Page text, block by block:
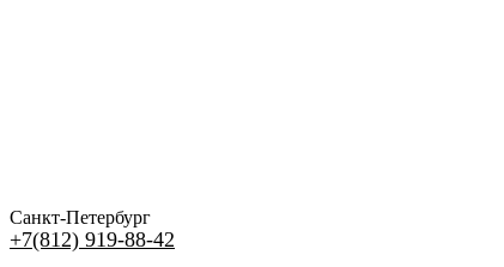
Санкт-Петербург
+7(812) 919-88-42